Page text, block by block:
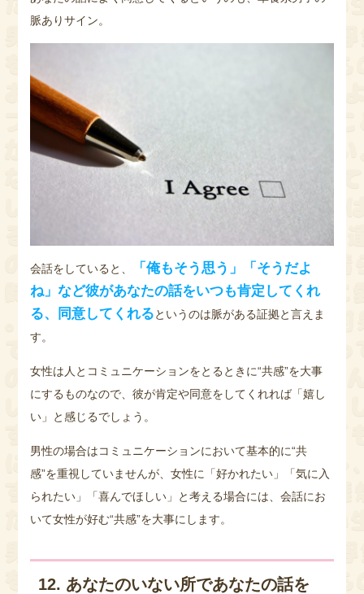
脈ありサイン。
会話をしていると、
「俺もそう思う」「そうだよ
ね」など彼があなたの話をいつも肯定してくれ
る、同意してくれるというのは脈がある証拠と言えま
す。
女性は人とコミュニケーションをとるときに“共感”を大事
にするものなので、彼が肯定や同意をしてくれれば「嬉し
い」と感じるでしょう。
男性の場合はコミュニケーションにおいて基本的に“共
感”を重視していませんが、女性に「好かれたい」「気に入
られたい」「喜んでほしい」と考える場合には、会話にお
いて女性が好む“共感”を大事にします。
12. あなたのいない所であなたの話を